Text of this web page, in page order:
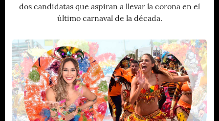
dos candidatas que aspiran a llevar la corona en el
último carnaval de la década.